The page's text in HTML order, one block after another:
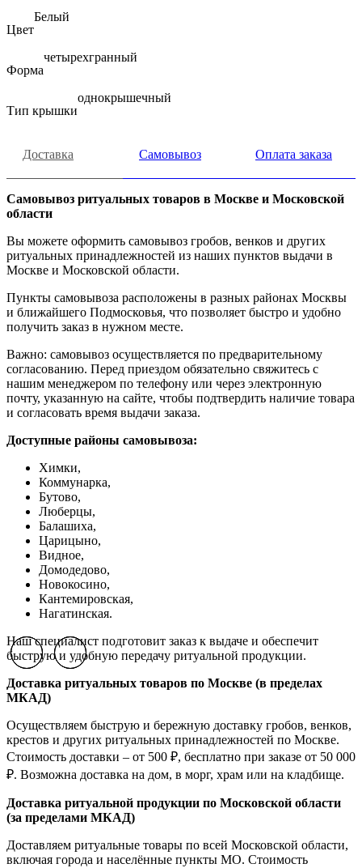
Цвет
Белый
Форма
четырехгранный
Тип крышки
однокрышечный
Доставка Самовывоз Оплата заказа
Самовывоз ритуальных товаров в Москве и Московской
области
Вы можете оформить самовывоз гробов, венков и других
ритуальных принадлежностей из наших пунктов выдачи в
Москве и Московской области.
Пункты самовывоза расположены в разных районах Москвы
и ближайшего Подмосковья, что позволяет быстро и удобно
получить заказ в нужном месте.
Важно: самовывоз осуществляется по предварительному
согласованию. Перед приездом обязательно свяжитесь с
нашим менеджером по телефону или через электронную
почту, указанную на сайте, чтобы подтвердить наличие товара
и согласовать время выдачи заказа.
Доступные районы самовывоза:
Химки,
Коммунарка,
Бутово,
Люберцы,
Балашиха,
Царицыно,
Видное,
Домодедово,
Новокосино,
Кантемировская,
Нагатинская.
Наш специалист подготовит заказ к выдаче и обеспечит
быструю и удобную передачу ритуальной продукции.
Доставка ритуальных товаров по Москве (в пределах
МКАД)
Осуществляем быструю и бережную доставку гробов, венков,
крестов и других ритуальных принадлежностей по Москве.
Стоимость доставки – от 500 ₽, бесплатно при заказе от 50 000
₽. Возможна доставка на дом, в морг, храм или на кладбище.
Доставка ритуальной продукции по Московской области
(за пределами МКАД)
Доставляем ритуальные товары по всей Московской области,
включая города и населённые пункты МО. Стоимость
Previous slide
Next slide
Previous slide
Next slide
Previous slide
Next slide